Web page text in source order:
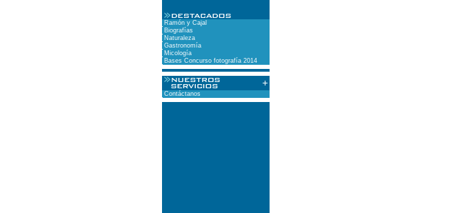
Ramón y Cajal
Biografías
Naturaleza
Gastronomía
Micología
Bases Concurso fotografía 2014
Contáctanos